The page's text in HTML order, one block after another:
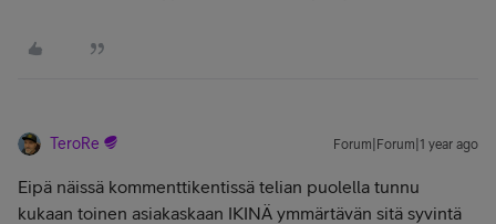
TeroRe Forum|Forum|1 year ago
Eipä näissä kommenttikentissä telian puolella tunnu
kukaan toinen asiakaskaan IKINÄ ymmärtävän sitä syvintä